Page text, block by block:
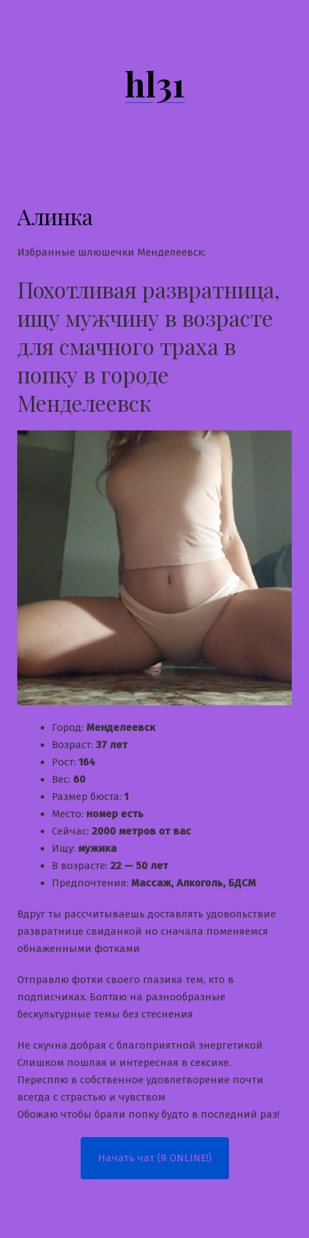
hl31
Алинка
Избранные шлюшечки Менделеевск:
Похотливая развратница,
ищу мужчину в возрасте
для смачного траха в
попку в городе
Менделеевск
Город: Менделеевск
Возраст: 37 лет
Рост: 164
Вес: 60
Размер бюста: 1
Место: номер есть
Сейчас: 2000 метров от вас
Ищу: мужика
В возрасте: 22 — 50 лет
Предпочтения: Массаж, Алкоголь, БДСМ
Вдруг ты рассчитываешь доставлять удовольствие
развратнице свиданкой но сначала поменяемся
обнаженными фотками
Отправлю фотки своего глазика тем, кто в
подписчиках. Болтаю на разнообразные
бескультурные темы без стеснения
Не скучна добрая с благоприятной энергетикой
Слишком пошлая и интересная в сексике.
Пересплю в собственное удовлетворение почти
всегда с страстью и чувством
Обожаю чтобы брали попку будто в последний раз!
Начать чат (Я ONLINE!)